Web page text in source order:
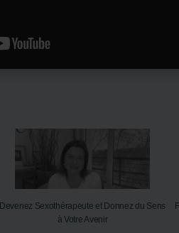
Devenez Sexothérapeute et Donnez du Sens
à Votre Avenir